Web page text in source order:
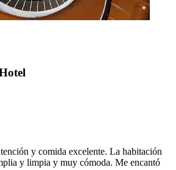
y comida excelente. La habitación
y limpia y muy cómoda. Me encantó